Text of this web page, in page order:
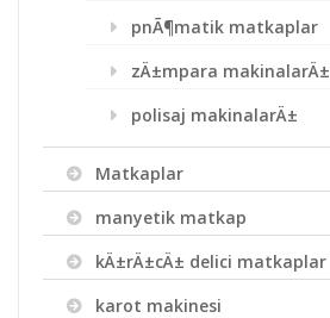
pnÃ¶matik matkaplar
zÄ±mpara makinalarÄ±
polisaj makinalarÄ±
Matkaplar
manyetik matkap
kÄ±rÄ±cÄ± delici matkaplar
karot makinesi